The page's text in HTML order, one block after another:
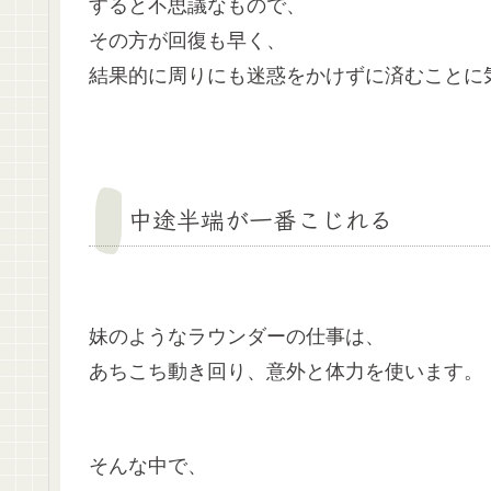
すると不思議なもので、
その方が回復も早く、
結果的に周りにも迷惑をかけずに済むことに
中途半端が一番こじれる
妹のようなラウンダーの仕事は、
あちこち動き回り、意外と体力を使います。
そんな中で、